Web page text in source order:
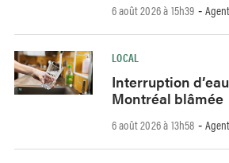
6 août 2026 à 15h39 -
LOCAL
Interruption
Montréal blâmée
6 août 2026 à 13h58 -